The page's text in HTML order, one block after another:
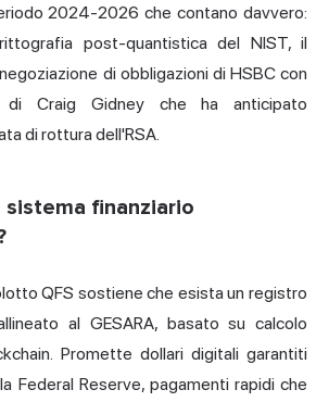
2024-2026 che contano davvero:
post-quantistica del NIST, il
di obbligazioni di HSBC con
Craig Gidney che ha anticipato
di rottura dell'RSA.
sistema finanziario
QFS sostiene che esista un registro
al GESARA, basato su calcolo
Promette dollari digitali garantiti
Federal Reserve, pagamenti rapidi che